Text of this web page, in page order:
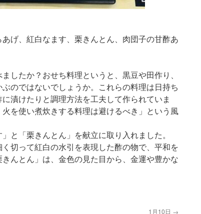
げ、紅白なます、栗きんとん、肉団子の甘酢あ
したか？おせち料理というと、黒豆や田作り、
のではないでしょうか。これらの料理は日持ち
漬けたりと調理方法を工夫して作られていま
を使い煮炊きする料理は避けるべき」という風
と「栗きんとん」を献立に取り入れました。
切って紅白の水引を表現した酢の物で、平和を
んとん」は、金色の見た目から、金運や豊かな
1月10日 →